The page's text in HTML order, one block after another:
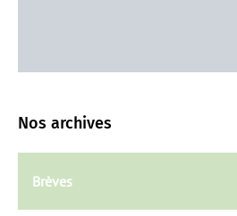
Nos archives
Brèves